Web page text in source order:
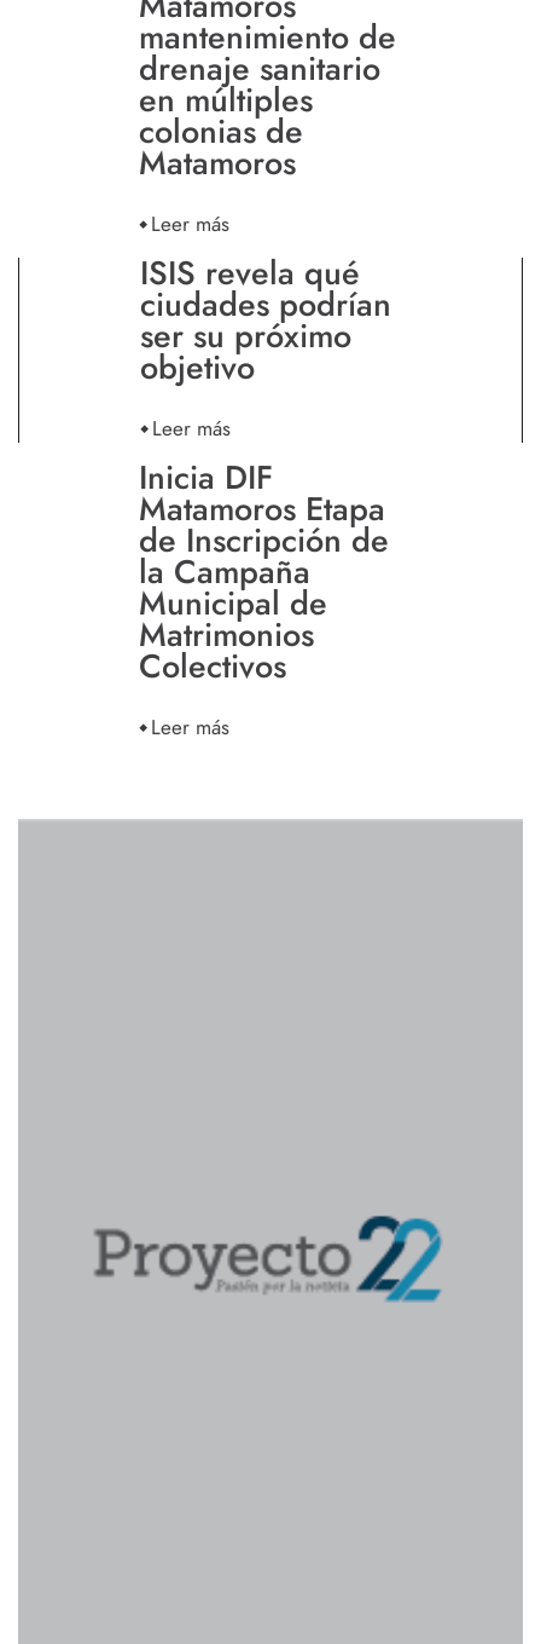
mantenimiento de
drenaje sanitario
en múltiples
colonias de
Matamoros
Leer más
ISIS revela qué
ciudades podrían
ser su próximo
objetivo
Leer más
Inicia DIF
Matamoros Etapa
de Inscripción de
la Campaña
Municipal de
Matrimonios
Colectivos
Leer más